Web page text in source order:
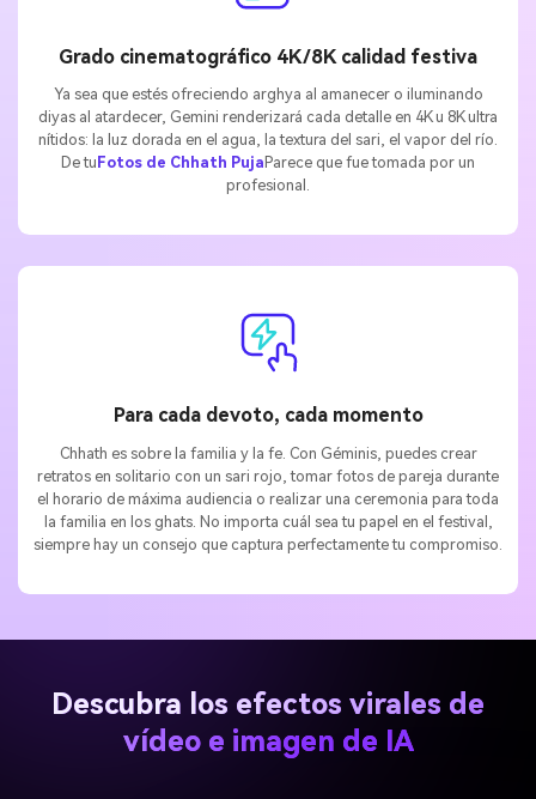
Grado cinematográfico 4K/8K calidad festiva
Ya sea que estés ofreciendo arghya al amanecer o iluminando
diyas al atardecer, Gemini renderizará cada detalle en 4K u 8K ultra
nítidos: la luz dorada en el agua, la textura del sari, el vapor del río.
De tu Fotos de Chhath Puja Parece que fue tomada por un
profesional.
Para cada devoto, cada momento
Chhath es sobre la familia y la fe. Con Géminis, puedes crear
retratos en solitario con un sari rojo, tomar fotos de pareja durante
el horario de máxima audiencia o realizar una ceremonia para toda
la familia en los ghats. No importa cuál sea tu papel en el festival,
siempre hay un consejo que captura perfectamente tu compromiso.
Descubra los efectos virales de
vídeo e imagen de IA